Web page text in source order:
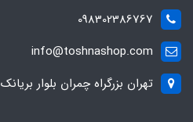
098302386767
info@toshnashop.com
تهران بزرگراه چمران بلوار بریانک